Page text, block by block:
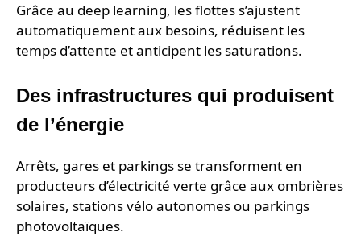
Grâce au deep learning, les flottes s’ajustent
automatiquement aux besoins, réduisent les
temps d’attente et anticipent les saturations.
Des infrastructures qui produisent
de l’énergie
Arrêts, gares et parkings se transforment en
producteurs d’électricité verte grâce aux ombrières
solaires, stations vélo autonomes ou parkings
photovoltaïques.